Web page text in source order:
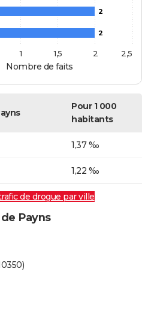
Nombre de faits
2
2
1 1,5 2 2,5
Pour 1 000
habitants
1,37 ‰
1,22 ‰
de drogue par ville
Payns